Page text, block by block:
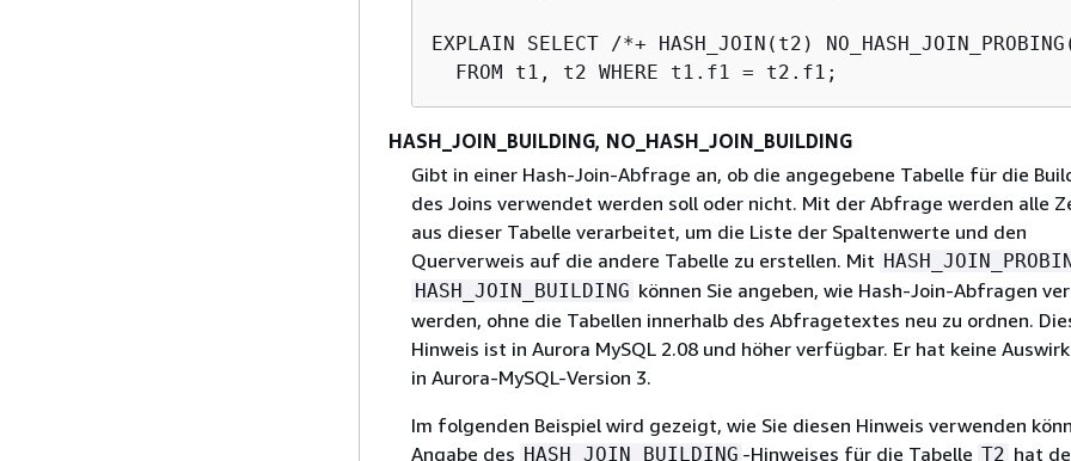
EXPLAIN SELECT /*+ HASH_JOIN(t2)
HASH_JOIN_BUILDING, NO_HASH_JOIN_BUILDING
Gibt in einer Hash-Join-Abfrage an, ob die angegebene Tabelle für die
des Joins verwendet werden soll oder nicht. Mit der Abfrage werden alle
aus dieser Tabelle verarbeitet, um die Liste der Spaltenwerte und den
Querverweis auf die andere Tabelle zu erstellen. Mit
HASH_JOIN_BUILDING können Sie angeben, wie Hash-Join-Abfragen
werden, ohne die Tabellen innerhalb des Abfragetextes neu zu ordnen.
Hinweis ist in Aurora MySQL 2.08 und höher verfügbar. Er hat keine
in Aurora-MySQL-Version 3.
Im folgenden Beispiel wird gezeigt, wie Sie diesen Hinweis verwenden
Angabe des HASH_JOIN_BUILDING -Hinweises für die Tabelle T2 hat